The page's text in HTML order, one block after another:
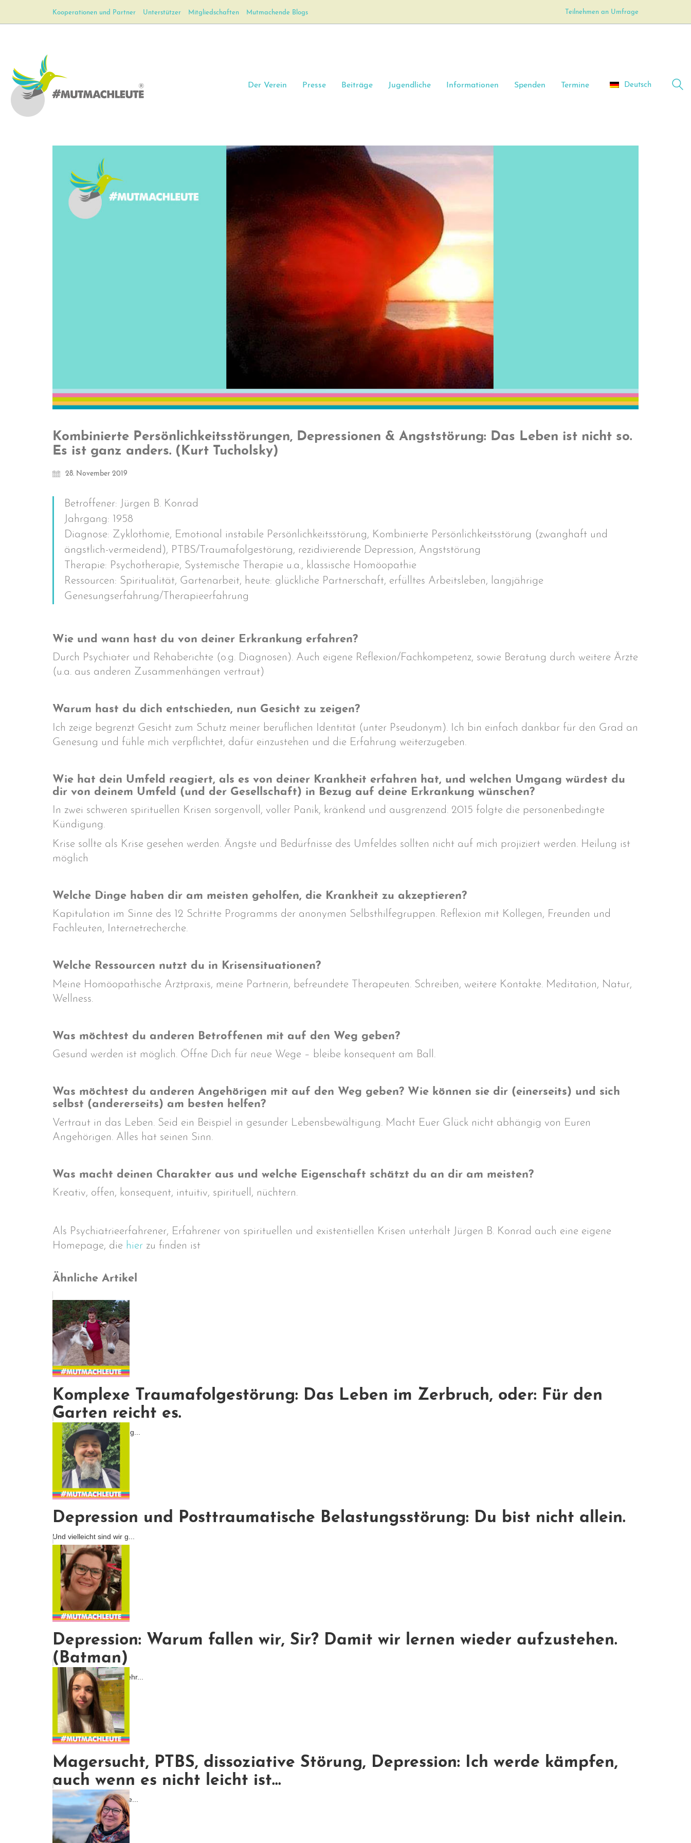
Kooperationen und Partner Unterstützer Mitgliedschaften Mutmachende Blogs Teilnehmen an Umfrage
Der Verein Presse Beiträge Jugendliche Informationen Spenden Termine Deutsch
Kombinierte Persönlichkeitsstörungen, Depressionen & Angststörung: Das Leben ist nicht so.
Es ist ganz anders. (Kurt Tucholsky)
28. November 2019
Betroffener: Jürgen B. Konrad
Jahrgang: 1958
Diagnose: Zyklothomie, Emotional instabile Persönlichkeitsstörung, Kombinierte Persönlichkeitsstörung (zwanghaft und
ängstlich-vermeidend), PTBS/Traumafolgestörung, rezidivierende Depression, Angststörung
Therapie: Psychotherapie, Systemische Therapie u.a., klassische Homöopathie
Ressourcen: Spiritualität, Gartenarbeit, heute: glückliche Partnerschaft, erfülltes Arbeitsleben, langjährige
Genesungserfahrung/Therapieerfahrung
Wie und wann hast du von deiner Erkrankung erfahren?
Durch Psychiater und Rehaberichte (o.g. Diagnosen). Auch eigene Reflexion/Fachkompetenz, sowie Beratung durch weitere Ärzte
(u.a. aus anderen Zusammenhängen vertraut)
Warum hast du dich entschieden, nun Gesicht zu zeigen?
Ich zeige begrenzt Gesicht zum Schutz meiner beruflichen Identität (unter Pseudonym). Ich bin einfach dankbar für den Grad an
Genesung und fühle mich verpflichtet, dafür einzustehen und die Erfahrung weiterzugeben.
Wie hat dein Umfeld reagiert, als es von deiner Krankheit erfahren hat, und welchen Umgang würdest du
dir von deinem Umfeld (und der Gesellschaft) in Bezug auf deine Erkrankung wünschen?
In zwei schweren spirituellen Krisen sorgenvoll, voller Panik, kränkend und ausgrenzend. 2015 folgte die personenbedingte
Kündigung.
Krise sollte als Krise gesehen werden. Ängste und Bedürfnisse des Umfeldes sollten nicht auf mich projiziert werden. Heilung ist
möglich
Welche Dinge haben dir am meisten geholfen, die Krankheit zu akzeptieren?
Kapitulation im Sinne des 12 Schritte Programms der anonymen Selbsthilfegruppen. Reflexion mit Kollegen, Freunden und
Fachleuten, Internetrecherche.
Welche Ressourcen nutzt du in Krisensituationen?
Meine Homöopathische Arztpraxis, meine Partnerin, befreundete Therapeuten. Schreiben, weitere Kontakte. Meditation, Natur,
Wellness.
Was möchtest du anderen Betroffenen mit auf den Weg geben?
Gesund werden ist möglich. Öffne Dich für neue Wege – bleibe konsequent am Ball.
Was möchtest du anderen Angehörigen mit auf den Weg geben? Wie können sie dir (einerseits) und sich
selbst (andererseits) am besten helfen?
Vertraut in das Leben. Seid ein Beispiel in gesunder Lebensbewältigung. Macht Euer Glück nicht abhängig von Euren
Angehörigen. Alles hat seinen Sinn.
Was macht deinen Charakter aus und welche Eigenschaft schätzt du an dir am meisten?
Kreativ, offen, konsequent, intuitiv, spirituell, nüchtern.
Als Psychiatrieerfahrener, Erfahrener von spirituellen und existentiellen Krisen unterhält Jürgen B. Konrad auch eine eigene
Homepage, die hier zu finden ist
Ähnliche Artikel
Komplexe Traumafolgestörung: Das Leben im Zerbruch, oder: Für den
Garten reicht es.
Tatsächlich habe ich es g...
Depression und Posttraumatische Belastungsstörung: Du bist nicht allein.
Und vielleicht sind wir g...
Depression: Warum fallen wir, Sir? Damit wir lernen wieder aufzustehen.
(Batman)
Ich war von Anfang an ehr...
Magersucht, PTBS, dissoziative Störung, Depression: Ich werde kämpfen,
auch wenn es nicht leicht ist...
Ich wollte nicht, dass me...